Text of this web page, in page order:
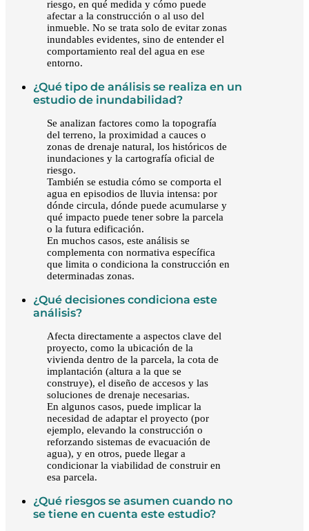
riesgo, en qué medida y cómo puede
afectar a la construcción o al uso del
inmueble. No se trata solo de evitar zonas
inundables evidentes, sino de entender el
comportamiento real del agua en ese
entorno.
¿Qué tipo de análisis se realiza en un
estudio de inundabilidad?
Se analizan factores como la topografía
del terreno, la proximidad a cauces o
zonas de drenaje natural, los históricos de
inundaciones y la cartografía oficial de
riesgo.
También se estudia cómo se comporta el
agua en episodios de lluvia intensa: por
dónde circula, dónde puede acumularse y
qué impacto puede tener sobre la parcela
o la futura edificación.
En muchos casos, este análisis se
complementa con normativa específica
que limita o condiciona la construcción en
determinadas zonas.
¿Qué decisiones condiciona este
análisis?
Afecta directamente a aspectos clave del
proyecto, como la ubicación de la
vivienda dentro de la parcela, la cota de
implantación (altura a la que se
construye), el diseño de accesos y las
soluciones de drenaje necesarias.
En algunos casos, puede implicar la
necesidad de adaptar el proyecto (por
ejemplo, elevando la construcción o
reforzando sistemas de evacuación de
agua), y en otros, puede llegar a
condicionar la viabilidad de construir en
esa parcela.
¿Qué riesgos se asumen cuando no
se tiene en cuenta este estudio?